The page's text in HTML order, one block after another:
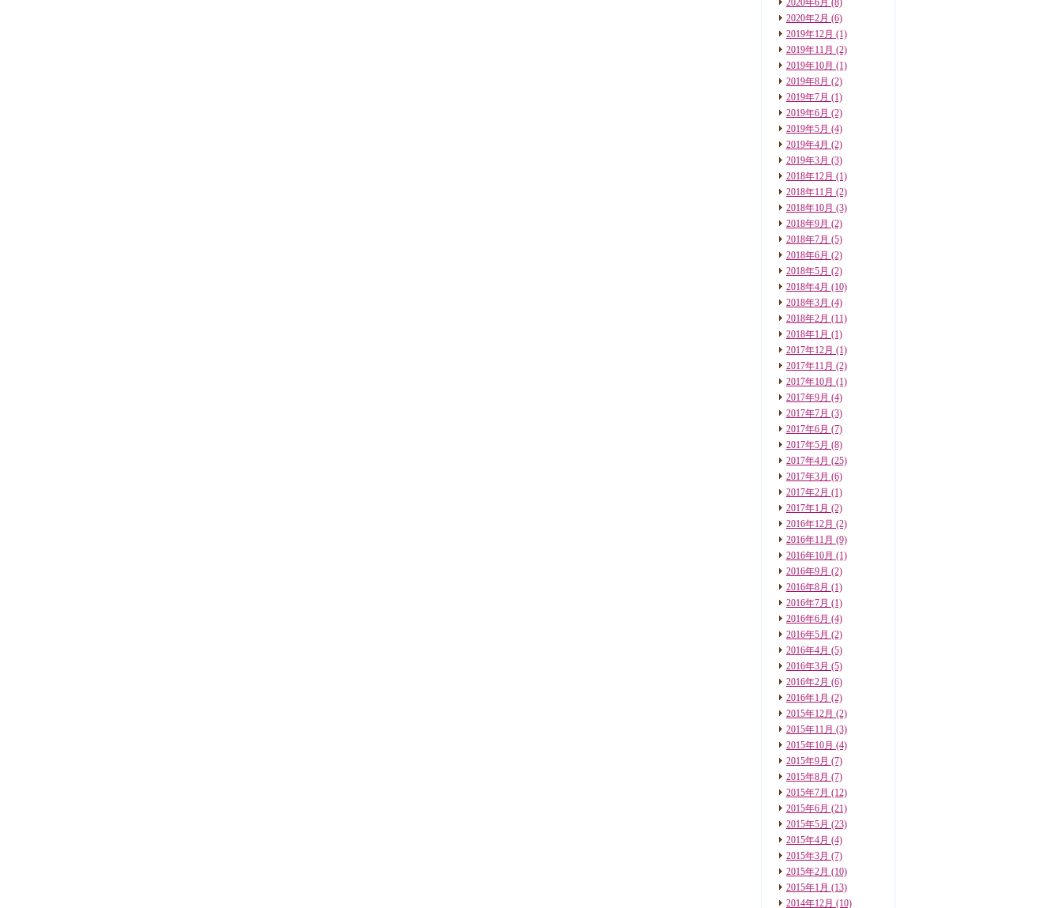
2020年6月 (8)
2020年2月 (6)
2019年12月 (1)
2019年11月 (2)
2019年10月 (1)
2019年8月 (2)
2019年7月 (1)
2019年6月 (2)
2019年5月 (4)
2019年4月 (2)
2019年3月 (3)
2018年12月 (1)
2018年11月 (2)
2018年10月 (3)
2018年9月 (2)
2018年7月 (5)
2018年6月 (2)
2018年5月 (2)
2018年4月 (10)
2018年3月 (4)
2018年2月 (11)
2018年1月 (1)
2017年12月 (1)
2017年11月 (2)
2017年10月 (1)
2017年9月 (4)
2017年7月 (3)
2017年6月 (7)
2017年5月 (8)
2017年4月 (25)
2017年3月 (6)
2017年2月 (1)
2017年1月 (2)
2016年12月 (2)
2016年11月 (9)
2016年10月 (1)
2016年9月 (2)
2016年8月 (1)
2016年7月 (1)
2016年6月 (4)
2016年5月 (2)
2016年4月 (5)
2016年3月 (5)
2016年2月 (6)
2016年1月 (2)
2015年12月 (2)
2015年11月 (3)
2015年10月 (4)
2015年9月 (7)
2015年8月 (7)
2015年7月 (12)
2015年6月 (21)
2015年5月 (23)
2015年4月 (4)
2015年3月 (7)
2015年2月 (10)
2015年1月 (13)
2014年12月 (10)